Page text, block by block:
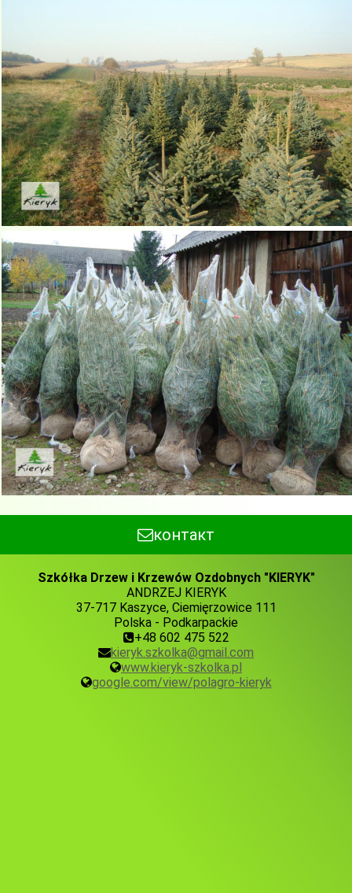
контакт
Szkółka Drzew i Krzewów Ozdobnych "KIERYK"
ANDRZEJ KIERYK
37-717 Kaszyce, Ciemięrzowice 111
Polska - Podkarpackie
+48 602 475 522
kieryk.szkolka@gmail.com
www.kieryk-szkolka.pl
google.com/view/polagro-kieryk